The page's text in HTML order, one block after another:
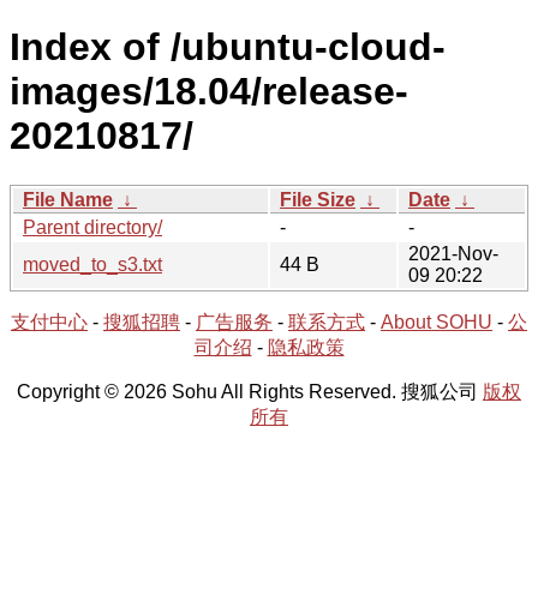
Index of /ubuntu-cloud-
images/18.04/release-
20210817/
File Name ↓ File Size ↓ Date ↓
Parent directory/
-
-
moved_to_s3.txt
44 B
2021-Nov-
09 20:22
支付中心 - 搜狐招聘 - 广告服务 - 联系方式 - About SOHU - 公
司介绍 - 隐私政策
Copyright © 2026 Sohu All Rights Reserved. 搜狐公司 版权
所有